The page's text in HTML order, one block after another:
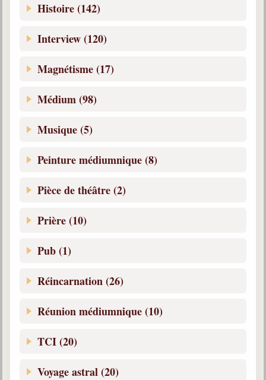
Histoire (142)
Interview (120)
Magnétisme (17)
Médium (98)
Musique (5)
Peinture médiumnique (8)
Pièce de théâtre (2)
Prière (10)
Pub (1)
Réincarnation (26)
Réunion médiumnique (10)
TCI (20)
Voyage astral (20)